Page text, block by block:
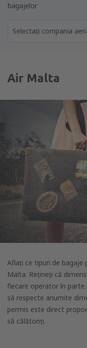
bagajelor
Selectați compania
Air Malta
Aflați ce tipuri de bagaje
Malta. Rețineți că
fiecare operator în
să respecte anumite
permis este direct
să călătoriți.